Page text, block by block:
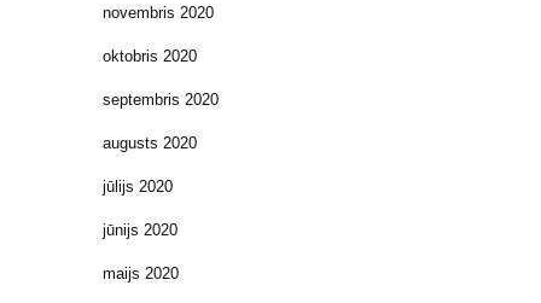
novembris 2020
oktobris 2020
septembris 2020
augusts 2020
jūlijs 2020
jūnijs 2020
maijs 2020